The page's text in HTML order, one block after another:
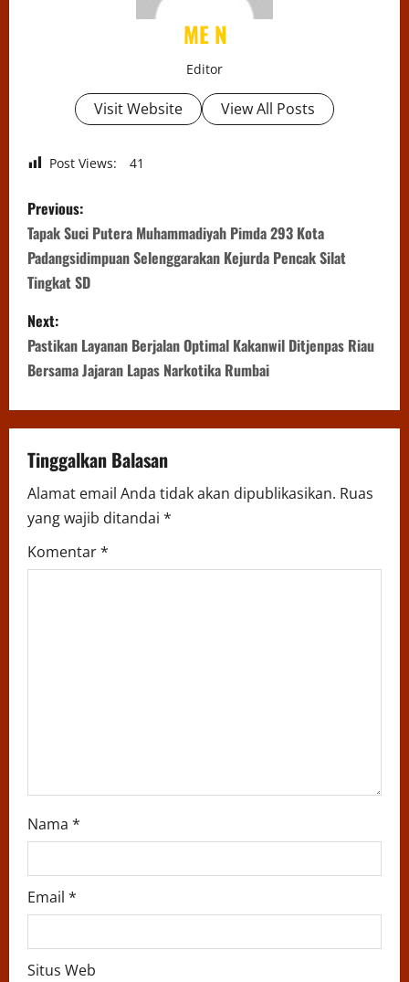
ME N
Editor
Visit Website View All Posts
Post Views: 41
P
o
s
t
n
v
i
g
a
Previous:
Tapak Suci Putera Muhammadiyah Pimda 293 Kota
Padangsidimpuan Selenggarakan Kejurda Pencak Silat
Tingkat SD
Next:
Pastikan Layanan Berjalan Optimal Kakanwil Ditjenpas Riau
Bersama Jajaran Lapas Narkotika Rumbai
Tinggalkan Balasan
Alamat email Anda tidak akan dipublikasikan. Ruas
yang wajib ditandai *
Komentar*
Nama *
Email *
Situs Web